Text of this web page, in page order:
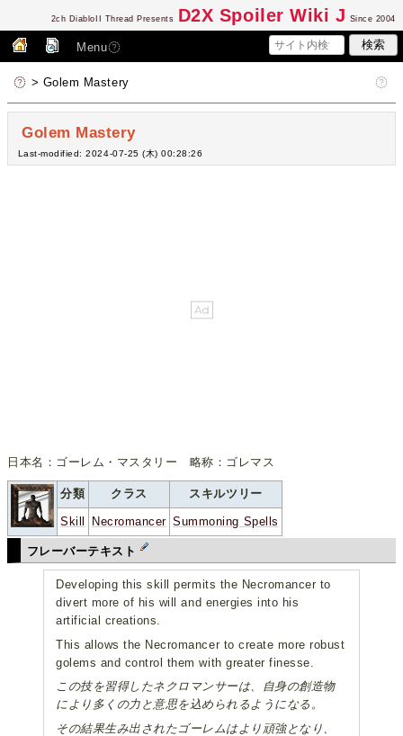
2ch DiabloII Thread Presents D2X Spoiler Wiki J Since 2004
Menu
> Golem Mastery
Golem Mastery
Last-modified: 2024-07-25 (木) 00:28:26
日本名：ゴーレム・マスタリー 略称：ゴレマス
分類 クラス スキルツリー
Skill Necromancer Summoning Spells
フレーバーテキスト
Developing this skill permits the Necromancer to
divert more of his will and energies into his
artificial creations.
This allows the Necromancer to create more robust
golems and control them with greater finesse.
この技を習得したネクロマンサーは、自身の創造物
により多くの力と意思を込められるようになる。
その結果生み出されたゴーレムはより頑強となり、